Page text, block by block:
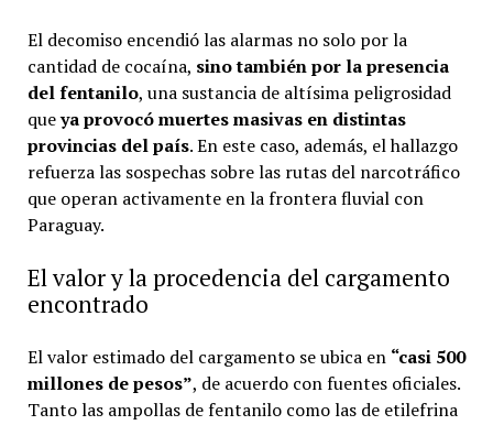
El decomiso encendió las alarmas no solo por la
cantidad de cocaína, sino también por la presencia
del fentanilo, una sustancia de altísima peligrosidad
queya provocó muertes masivas en distintas
provincias del país. En este caso, además, el hallazgo
refuerza las sospechas sobre las rutas del narcotráfico
que operan activamente en la frontera fluvial con
Paraguay.
El valor y la procedencia del cargamento
encontrado
El valor estimado del cargamento se ubica en “casi 500
millones de pesos”, de acuerdo con fuentes oficiales.
Tanto las ampollas de fentanilo como las de etilefrina